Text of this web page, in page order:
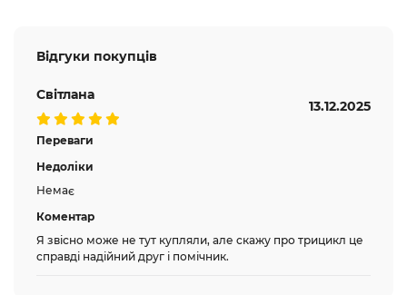
Відгуки покупців
Світлана
13.12.2025
Переваги
Недоліки
Немає
Коментар
Я звісно може не тут купляли, але скажу про трицикл це
справді надійний друг і помічник.